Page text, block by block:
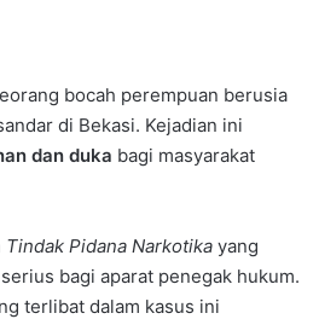
bocah perempuan berusia
di Bekasi. Kejadian ini
dan duka bagi masyarakat
Tindak Pidana Narkotika yang
bagi aparat penegak hukum.
terlibat dalam kasus ini